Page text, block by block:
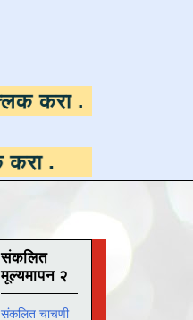
येथे क्लिक करा
संकलित
मूल्यमापन २
संकलित चाचणी